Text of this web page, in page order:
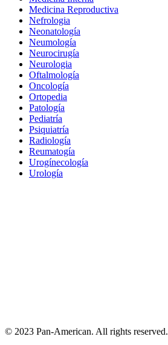
Medicina Reproductiva
Nefrologia
Neonatología
Neumología
Neurocirugía
Neurologia
Oftalmología
Oncología
Ortopedia
Patología
Pediatría
Psiquiatría
Radiología
Reumatogía
Urogínecología
Urología
© 2023 Pan-American. All rights reserved.